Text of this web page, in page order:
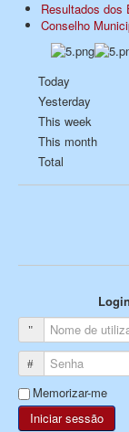
Resultados dos
Conselho
Today
Yesterday
This week
This month
Total
Login
Nome de
Senha
Memorizar-me
Iniciar sessão